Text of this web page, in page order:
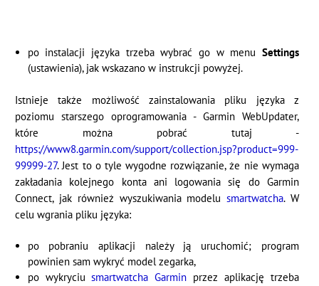
po instalacji języka trzeba wybrać go w menu Settings
(ustawienia), jak wskazano w instrukcji powyżej.
Istnieje także możliwość zainstalowania pliku języka z
poziomu starszego oprogramowania - Garmin WebUpdater,
które można pobrać tutaj -
https://www8.garmin.com/support/collection.jsp?product=999-
99999-27. Jest to o tyle wygodne rozwiązanie, że nie wymaga
zakładania kolejnego konta ani logowania się do Garmin
Connect, jak również wyszukiwania modelu smartwatcha. W
celu wgrania pliku języka:
po pobraniu aplikacji należy ją uruchomić; program
powinien sam wykryć model zegarka,
po wykryciu smartwatcha Garmin przez aplikację trzeba